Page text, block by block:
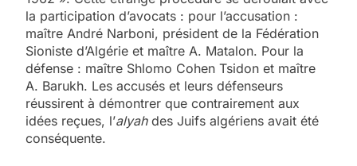
la participation d’avocats : pour l’accusation :
maître André Narboni, président de la Fédération
Sioniste d’Algérie et maître A. Matalon. Pour la
défense : maître Shlomo Cohen Tsidon et maître
A. Barukh. Les accusés et leurs défenseurs
réussirent à démontrer que contrairement aux
idées reçues, l’alyahdes Juifs algériens avait été
conséquente.